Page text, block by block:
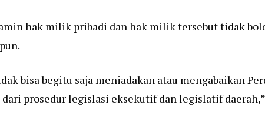
hak milik pribadi dan hak milik tersebut tidak
bisa begitu saja meniadakan atau mengabaikan
prosedur legislasi eksekutif dan legislatif daerah,”